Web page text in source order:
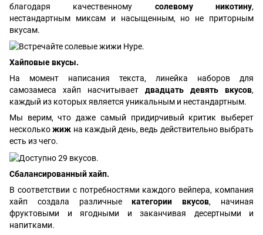
благодаря качественному солевому никотину,
нестандартным миксам и насыщенным, но не приторным
вкусам.
Хайповые вкусы.
На момент написания текста, линейка наборов для
самозамеса хайп насчитывает двадцать девять вкусов,
каждый из которых является уникальным и нестандартным.
Мы верим, что даже самый придирчивый критик выберет
несколькожиж на каждый день, ведь действительно выбрать
есть из чего.
Сбалансированный хайп.
В соответствии с потребностями каждого вейпера, компания
хайп создала различныекатегории вкусов, начиная
фруктовыми и ягодными и заканчивая десертными и
напитками.